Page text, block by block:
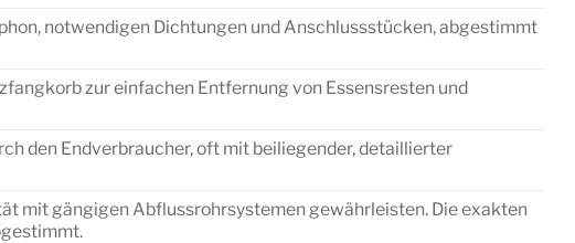
notwendigen Dichtungen und Anschlussstücken, abgestimmt
zur einfachen Entfernung von Essensresten und
den Endverbraucher, oft mit beiliegender, detaillierter
mit gängigen Abflussrohrsystemen gewährleisten. Die exakten